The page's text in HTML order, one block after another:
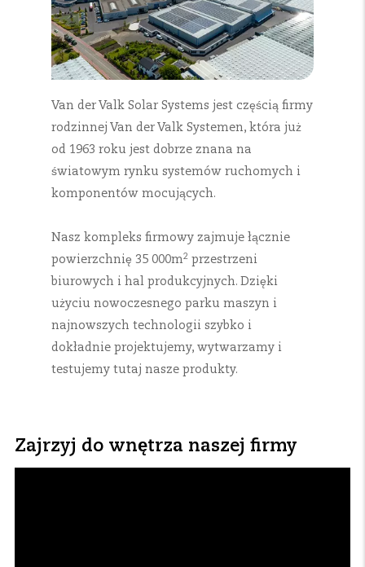
Van der Valk Solar Systems jest częścią firmy
rodzinnej Van der Valk Systemen, która już
od 1963 roku jest dobrze znana na
światowym rynku systemów ruchomych i
komponentów mocujących.
Nasz kompleks firmowy zajmuje łącznie
powierzchnię 35 000m2 przestrzeni
biurowych i hal produkcyjnych. Dzięki
użyciu nowoczesnego parku maszyn i
najnowszych technologii szybko i
dokładnie projektujemy, wytwarzamy i
testujemy tutaj nasze produkty.
Zajrzyj do wnętrza naszej firmy